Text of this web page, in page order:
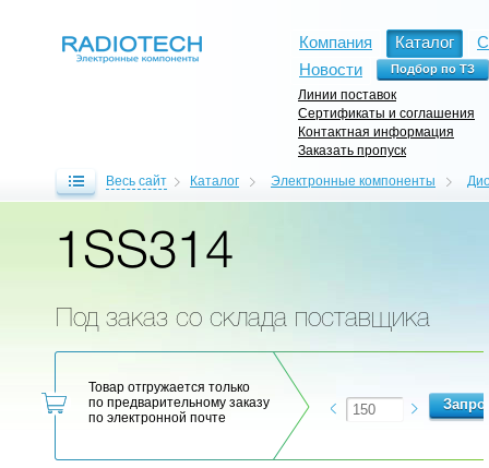
Компания Каталог
Новости
Линии поставок
Сертификаты и соглашения
Контактная информация
Заказать пропуск
Весь сайт Каталог Электронные компоненты
1SS314
Под заказ со склада поставщика
Товар отгружается только
по предварительному заказу
по электронной почте